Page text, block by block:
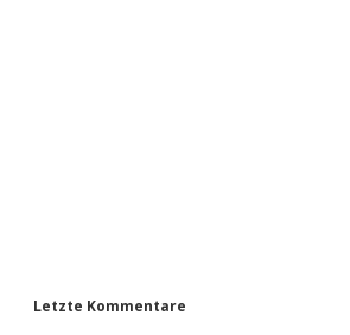
Letzte Kommentare